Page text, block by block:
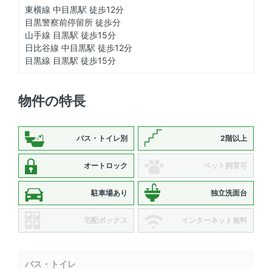
東横線 中目黒駅 徒歩12分
目黒警察前停留所 徒歩分
山手線 目黒駅 徒歩15分
日比谷線 中目黒駅 徒歩12分
目黒線 目黒駅 徒歩15分
物件の特長
バス・トイレ別 2階以上
オートロック ペット飼育可
駐車場あり 独立洗面台
宅配ボックス インターネット無料
バス・トイレ